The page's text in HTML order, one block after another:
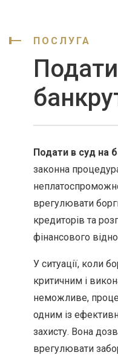
ПОСЛУГА
Подати в суд на
законна
врегулювати
кредиторів та
фінансового
У ситуації, коли
критичним і
неможливе,
одним із
захисту. Вона
врегулювати